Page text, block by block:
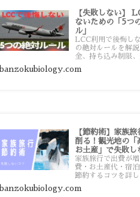
【失敗しない】
ないための「5つ
ル」
LCC利用で後悔し
の絶対ルールを解
金、持ち込み制限
時間厳守など、格
用する前に知って
banzokubiology.com
【節約術】家族
削る！観光地の「
お土産」で失敗し
家族旅行で出費が
費・お土産代・宿
節約するコツを詳
地価格を避ける方
ーパー活用術、予
banzokubiology.com